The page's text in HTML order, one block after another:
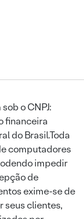
o CNPJ:
financeira
do Brasil.Toda
computadores
impedir
de
exime-se de
seus clientes,